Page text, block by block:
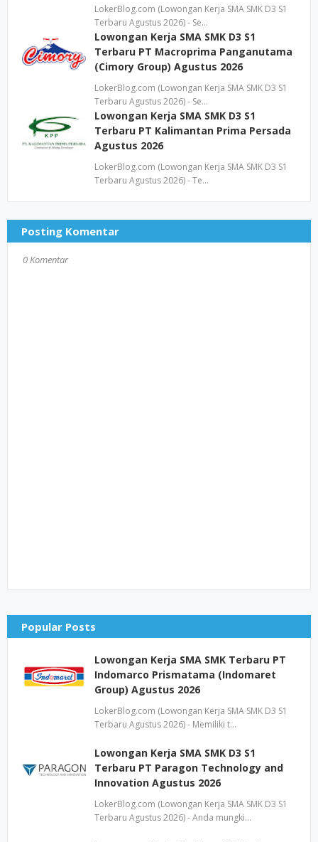
LokerBlog.com (Lowongan Kerja SMA SMK D3 S1
Terbaru Agustus 2026) - Se…
Lowongan Kerja SMA SMK D3 S1
Terbaru PT Macroprima Panganutama
(Cimory Group) Agustus 2026
LokerBlog.com (Lowongan Kerja SMA SMK D3 S1
Terbaru Agustus 2026) - Se…
Lowongan Kerja SMA SMK D3 S1
Terbaru PT Kalimantan Prima Persada
Agustus 2026
LokerBlog.com (Lowongan Kerja SMA SMK D3 S1
Terbaru Agustus 2026) - Te…
Posting Komentar
0 Komentar
Popular Posts
Lowongan Kerja SMA SMK Terbaru PT
Indomarco Prismatama (Indomaret
Group) Agustus 2026
LokerBlog.com (Lowongan Kerja SMA SMK D3 S1
Terbaru Agustus 2026) - Memiliki t…
Lowongan Kerja SMA SMK D3 S1
Terbaru PT Paragon Technology and
Innovation Agustus 2026
LokerBlog.com (Lowongan Kerja SMA SMK D3 S1
Terbaru Agustus 2026) - Anda mungki…